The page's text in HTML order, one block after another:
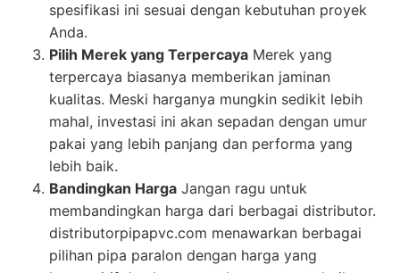
spesifikasi ini sesuai dengan kebutuhan proyek
Anda.
Pilih Merek yang Terpercaya Merek yang
terpercaya biasanya memberikan jaminan
kualitas. Meski harganya mungkin sedikit lebih
mahal, investasi ini akan sepadan dengan umur
pakai yang lebih panjang dan performa yang
lebih baik.
Bandingkan Harga Jangan ragu untuk
membandingkan harga dari berbagai distributor.
distributorpipapvc.com menawarkan berbagai
pilihan pipa paralon dengan harga yang